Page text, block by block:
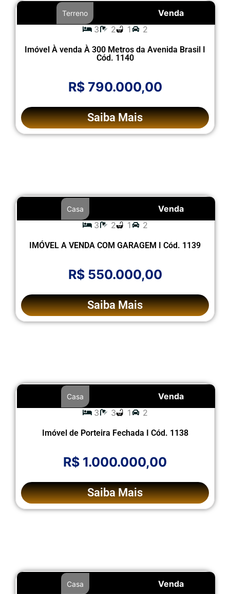
Venda
Terreno
3 2 1 2
Imóvel À venda À 300 Metros da Avenida Brasil I
Cód. 1140
R$ 790.000,00
Saiba Mais
Venda
Casa
3 2 1 2
IMÓVEL A VENDA COM GARAGEM I Cód. 1139
R$ 550.000,00
Saiba Mais
Venda
Casa
3 3 1 2
Imóvel de Porteira Fechada I Cód. 1138
R$ 1.000.000,00
Saiba Mais
Venda
Casa